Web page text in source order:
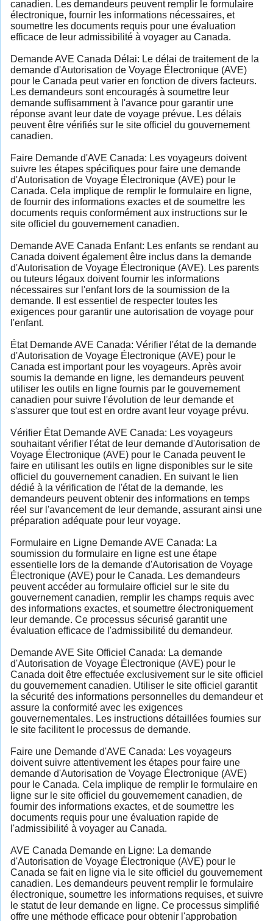
canadien. Les demandeurs peuvent remplir le formulaire
électronique, fournir les informations nécessaires, et
soumettre les documents requis pour une évaluation
efficace de leur admissibilité à voyager au Canada.
Demande AVE Canada Délai: Le délai de traitement de la
demande d'Autorisation de Voyage Électronique (AVE)
pour le Canada peut varier en fonction de divers facteurs.
Les demandeurs sont encouragés à soumettre leur
demande suffisamment à l'avance pour garantir une
réponse avant leur date de voyage prévue. Les délais
peuvent être vérifiés sur le site officiel du gouvernement
canadien.
Faire Demande d'AVE Canada: Les voyageurs doivent
suivre les étapes spécifiques pour faire une demande
d'Autorisation de Voyage Électronique (AVE) pour le
Canada. Cela implique de remplir le formulaire en ligne,
de fournir des informations exactes et de soumettre les
documents requis conformément aux instructions sur le
site officiel du gouvernement canadien.
Demande AVE Canada Enfant: Les enfants se rendant au
Canada doivent également être inclus dans la demande
d'Autorisation de Voyage Électronique (AVE). Les parents
ou tuteurs légaux doivent fournir les informations
nécessaires sur l'enfant lors de la soumission de la
demande. Il est essentiel de respecter toutes les
exigences pour garantir une autorisation de voyage pour
l'enfant.
État Demande AVE Canada: Vérifier l'état de la demande
d'Autorisation de Voyage Électronique (AVE) pour le
Canada est important pour les voyageurs. Après avoir
soumis la demande en ligne, les demandeurs peuvent
utiliser les outils en ligne fournis par le gouvernement
canadien pour suivre l'évolution de leur demande et
s'assurer que tout est en ordre avant leur voyage prévu.
Vérifier État Demande AVE Canada: Les voyageurs
souhaitant vérifier l'état de leur demande d'Autorisation de
Voyage Électronique (AVE) pour le Canada peuvent le
faire en utilisant les outils en ligne disponibles sur le site
officiel du gouvernement canadien. En suivant le lien
dédié à la vérification de l'état de la demande, les
demandeurs peuvent obtenir des informations en temps
réel sur l'avancement de leur demande, assurant ainsi une
préparation adéquate pour leur voyage.
Formulaire en Ligne Demande AVE Canada: La
soumission du formulaire en ligne est une étape
essentielle lors de la demande d'Autorisation de Voyage
Électronique (AVE) pour le Canada. Les demandeurs
peuvent accéder au formulaire officiel sur le site du
gouvernement canadien, remplir les champs requis avec
des informations exactes, et soumettre électroniquement
leur demande. Ce processus sécurisé garantit une
évaluation efficace de l'admissibilité du demandeur.
Demande AVE Site Officiel Canada: La demande
d'Autorisation de Voyage Électronique (AVE) pour le
Canada doit être effectuée exclusivement sur le site officiel
du gouvernement canadien. Utiliser le site officiel garantit
la sécurité des informations personnelles du demandeur et
assure la conformité avec les exigences
gouvernementales. Les instructions détaillées fournies sur
le site facilitent le processus de demande.
Faire une Demande d'AVE Canada: Les voyageurs
doivent suivre attentivement les étapes pour faire une
demande d'Autorisation de Voyage Électronique (AVE)
pour le Canada. Cela implique de remplir le formulaire en
ligne sur le site officiel du gouvernement canadien, de
fournir des informations exactes, et de soumettre les
documents requis pour une évaluation rapide de
l'admissibilité à voyager au Canada.
AVE Canada Demande en Ligne: La demande
d'Autorisation de Voyage Électronique (AVE) pour le
Canada se fait en ligne via le site officiel du gouvernement
canadien. Les demandeurs peuvent remplir le formulaire
électronique, soumettre les informations requises, et suivre
le statut de leur demande en ligne. Ce processus simplifié
offre une méthode efficace pour obtenir l'approbation